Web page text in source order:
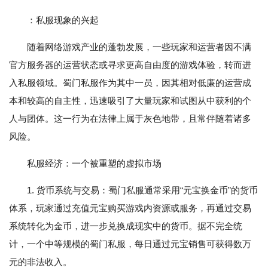
：私服现象的兴起
随着网络游戏产业的蓬勃发展，一些玩家和运营者因不满
官方服务器的运营状态或寻求更高自由度的游戏体验，转而进
入私服领域。蜀门私服作为其中一员，因其相对低廉的运营成
本和较高的自主性，迅速吸引了大量玩家和试图从中获利的个
人与团体。这一行为在法律上属于灰色地带，且常伴随着诸多
风险。
私服经济：一个被重塑的虚拟市场
1. 货币系统与交易：蜀门私服通常采用“元宝换金币”的货币
体系，玩家通过充值元宝购买游戏内资源或服务，再通过交易
系统转化为金币，进一步兑换成现实中的货币。据不完全统
计，一个中等规模的蜀门私服，每日通过元宝销售可获得数万
元的非法收入。